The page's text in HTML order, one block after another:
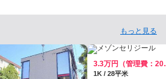
もっと見る
3.3
1K / 28平米